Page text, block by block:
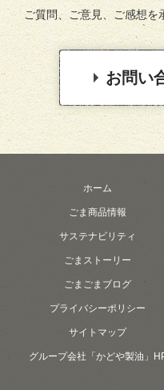
ご質問、ご意見、ご感想を
お問い
ホーム
ごま商品情報
サステナビリティ
ごまストーリー
ごまごまブログ
プライバシーポリシー
サイトマップ
グループ会社「かどや製油」